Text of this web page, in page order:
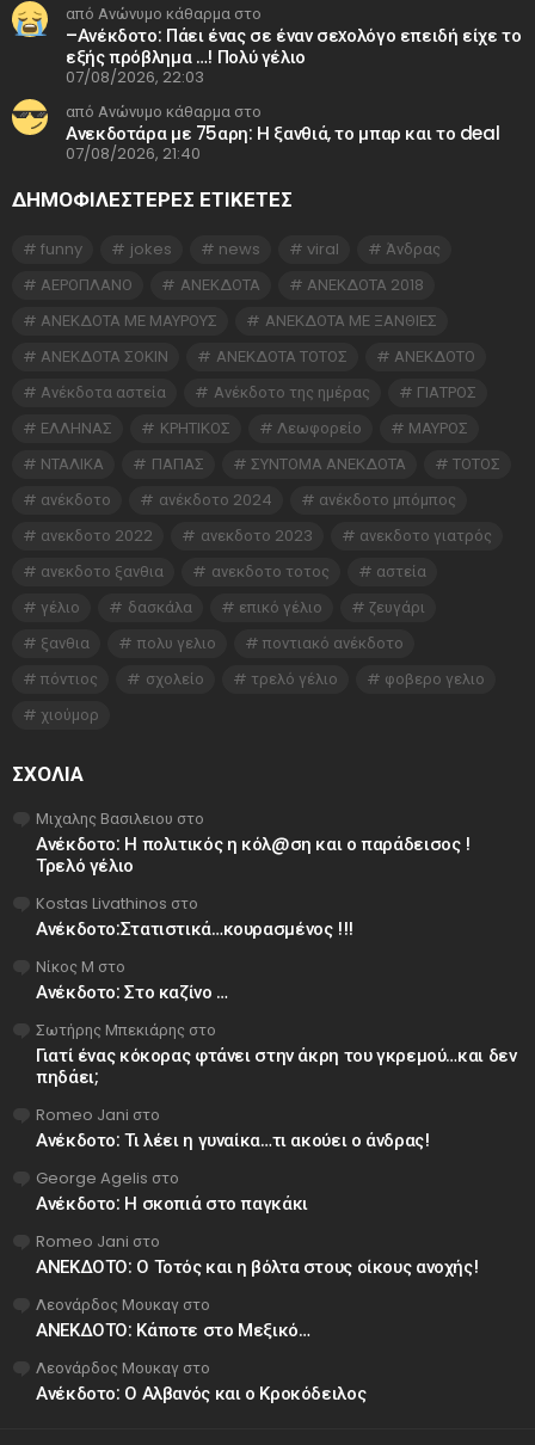
από Ανώνυμο κάθαρμα στο
–Ανέκδοτο: Πάει ένας σε έναν σεxολόγο επειδή είχε το
εξής πρόβλημα …! Πολύ γέλιο
07/08/2026, 22:03
από Ανώνυμο κάθαρμα στο
Ανεκδοτάρα με 75αρη: Η ξανθιά, το μπαρ και το deal
07/08/2026, 21:40
ΔΗΜΟΦΙΛΕΣΤΕΡΕΣ ΕΤΙΚΈΤΕΣ
funny jokes news viral
Άνδρας
ΑΕΡΟΠΛΑΝΟ
ΑΝΕΚΔΟΤΑ
ΑΝΕΚΔΟΤΑ 2018
ΑΝΕΚΔΟΤΑ ΜΕ ΜΑΥΡΟΥΣ
ΑΝΕΚΔΟΤΑ ΜΕ ΞΑΝΘΙΕΣ
ΑΝΕΚΔΟΤΑ ΣΟΚΙΝ
ΑΝΕΚΔΟΤΑ ΤΟΤΟΣ
ΑΝΕΚΔΟΤΟ
Ανέκδοτα αστεία
Ανέκδοτο της ημέρας
ΓΙΑΤΡΟΣ
ΕΛΛΗΝΑΣ
ΚΡΗΤΙΚΟΣ Λεωφορείο
ΜΑΥΡΟΣ
ΝΤΑΛΙΚΑ
ΠΑΠΑΣ ΣΥΝΤΟΜΑ ΑΝΕΚΔΟΤΑ
ΤΟΤΟΣ
ανέκδοτο
ανέκδοτο 2024
ανέκδοτο μπόμπος
ανεκδοτο 2022
ανεκδοτο 2023
ανεκδοτο γιατρός
ανεκδοτο ξανθια
ανεκδοτο τοτος
αστεία
γέλιο
δασκάλα επικό γέλιο
ζευγάρι
ξανθια
πολυ γελιο
ποντιακό ανέκδοτο
πόντιος
σχολείο τρελό γέλιο
φοβερο γελιο
χιούμορ
ΣΧΌΛΙΑ
Μιχαλης Βασιλειου στο
Ανέκδοτο: Η πολιτικός η κόλ@ση και ο παράδεισος !
Τρελό γέλιο
Kostas Livathinos στο
Ανέκδοτο:Στατιστικά…κουρασμένος !!!
Νίκος Μ στο
Ανέκδοτο: Στο καζίνο …
Σωτήρης Μπεκιάρης στο
Γιατί ένας κόκορας φτάνει στην άκρη του γκρεμού…και δεν
πηδάει;
Romeo Jani στο
Ανέκδοτο: Τι λέει η γυναίκα…τι ακούει ο άνδρας!
George Agelis στο
Ανέκδοτο: Η σκοπιά στο παγκάκι
Romeo Jani στο
ΑΝΕΚΔΟΤΟ: Ο Τοτός και η βόλτα στους οίκους ανοχής!
Λεονάρδος Μουκαγ στο
ΑΝΕΚΔΟΤΟ: Κάποτε στο Μεξικό…
Λεονάρδος Μουκαγ στο
Ανέκδοτο: Ο Αλβανός και ο Κροκόδειλος